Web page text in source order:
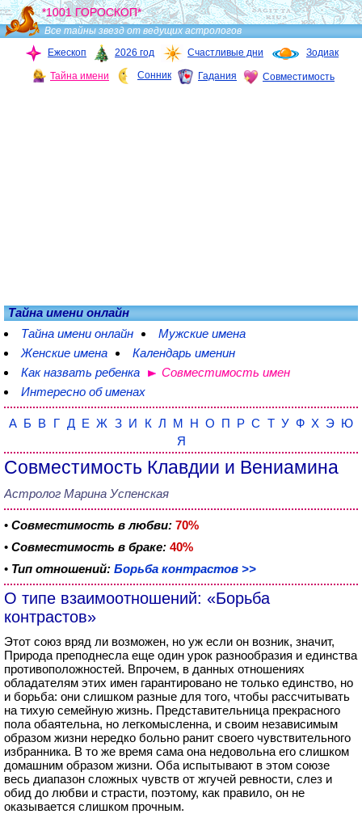
*1001 ГОРОСКОП*
Все тайны звезд от ведущих астрологов
Ежескоп
2026 год Счастливые дни Зодиак
Тайна имени Сонник Гадания Совместимость
Тайна имени онлайн
Тайна имени онлайн
Мужские имена
Женские имена
Календарь именин
Как назвать ребенка
Совместимость имен
Интересно об именах
А Б В Г Д Е Ж З И К Л М Н О П Р С Т У Ф Х Э Ю
Я
Совместимость Клавдии и Вениамина
Астролог Марина Успенская
• Совместимость в любви: 70%
• Совместимость в браке: 40%
• Тип отношений: Борьба контрастов >>
О типе взаимоотношений: «Борьба
контрастов»
Этот союз вряд ли возможен, но уж если он возник, значит,
Природа преподнесла еще один урок разнообразия и единства
противоположностей. Впрочем, в данных отношениях
обладателям этих имен гарантировано не только единство, но
и борьба: они слишком разные для того, чтобы рассчитывать
на тихую семейную жизнь. Представительница прекрасного
пола обаятельна, но легкомысленна, и своим независимым
образом жизни нередко больно ранит своего чувствительного
избранника. В то же время сама она недовольна его слишком
домашним образом жизни. Оба испытывают в этом союзе
весь диапазон сложных чувств от жгучей ревности, слез и
обид до любви и страсти, поэтому, как правило, он не
оказывается слишком прочным.